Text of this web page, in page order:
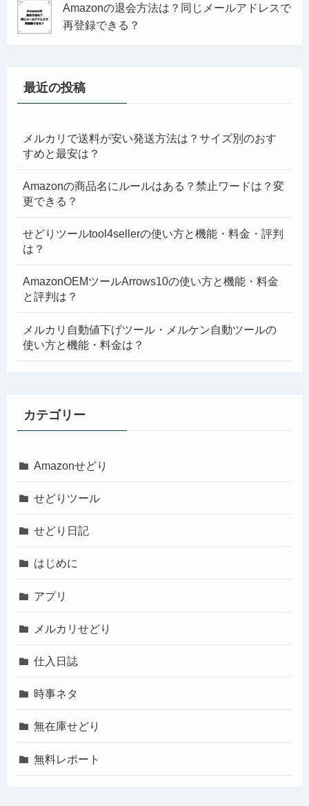
Amazonの退会方法は？同じメールアドレスで
再登録できる？
最近の投稿
メルカリで送料が安い発送方法は？サイズ別のおす
すめと最安は？
Amazonの商品名にルールはある？禁止ワードは？変
更できる？
せどりツールtool4sellerの使い方と機能・料金・評判
は？
AmazonOEMツールArrows10の使い方と機能・料金
と評判は？
メルカリ自動値下げツール・メルケン自動ツールの
使い方と機能・料金は？
カテゴリー
Amazonせどり
せどりツール
せどり日記
はじめに
アプリ
メルカリせどり
仕入日誌
時事ネタ
無在庫せどり
無料レポート